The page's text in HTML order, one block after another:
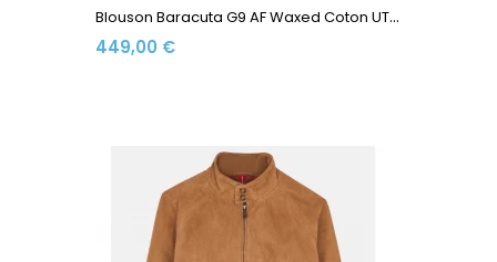
B
Louson Baracuta G9 AF Waxed Coton UT1998 Deep Moss
449,00 €